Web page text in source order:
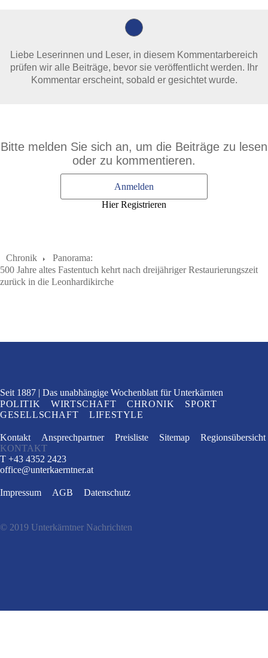
Liebe Leserinnen und Leser, in diesem Kommentarbereich
prüfen wir alle Beiträge, bevor sie veröffentlicht werden. Ihr
Kommentar erscheint, sobald er gesichtet wurde.
Bitte melden Sie sich an, um die Beiträge zu lesen
oder zu kommentieren.
Anmelden
Hier Registrieren
Chronik
Panorama:
500 Jahre altes Fastentuch kehrt nach dreijähriger Restaurierungszeit
zurück in die Leonhardikirche
Seit 1887 Das unabhängige Wochenblatt für Unterkärnten
POLITIK
WIRTSCHAFT CHRONIK
SPORT
GESELLSCHAFT
LIFESTYLE
Kontakt Ansprechpartner Preisliste Sitemap
Regionsübersicht
KONTAKT
T +43 4352 2423
office@unterkaerntner.at
Impressum AGB Datenschutz
© 2019 Unterkärntner Nachrichten